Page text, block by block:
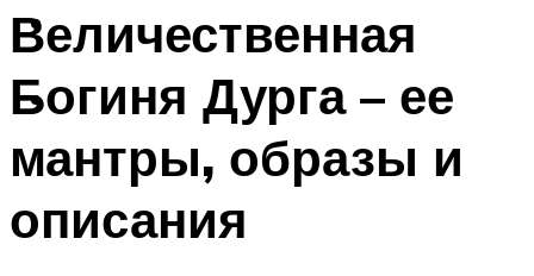
ФИТНЕС
МЕНЮ
Величественная
Богиня Дурга – ее
мантры, образы и
описания